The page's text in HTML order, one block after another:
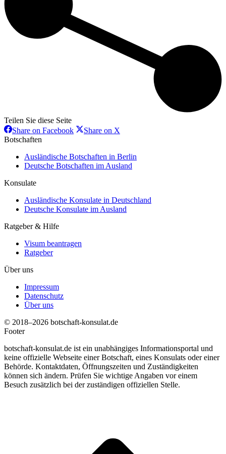
Teilen Sie diese Seite
Share on FacebookShareShare on X
Botschaften
Ausländische Botschaften in Berlin
Deutsche Botschaften im Ausland
Konsulate
Ausländische Konsulate in Deutschland
Deutsche Konsulate im Ausland
Ratgeber & Hilfe
Visum beantragen
Ratgeber
Über uns
Impressum
Datenschutz
Über uns
© 2018–2026 botschaft-konsulat.de
Footer
botschaft-konsulat.de ist ein unabhängiges Informationsportal und
keine offizielle Webseite einer Botschaft, eines Konsulats oder einer
Behörde. Kontaktdaten, Öffnungszeiten und Zuständigkeiten
können sich ändern. Prüfen Sie wichtige Angaben vor einem
Besuch zusätzlich bei der zuständigen offiziellen Stelle.